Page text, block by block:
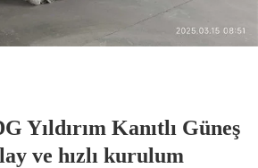
Yıldırım Kanıtlı Güneş
ve hızlı kurulum